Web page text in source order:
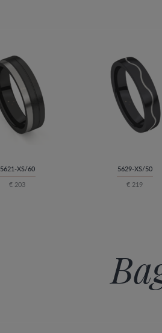
5621-XS/60
€ 203
5629-XS/50
€ 219